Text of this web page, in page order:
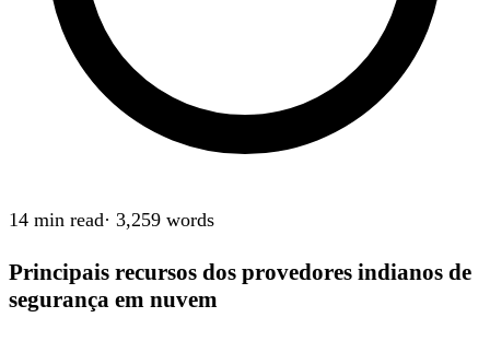
14 min read· 3,259 words
Principais recursos dos provedores indianos de
segurança em nuvem